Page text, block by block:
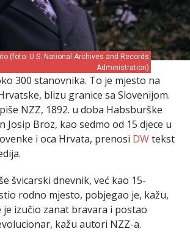
(foto: U.S. National Archives and Records
Administration)
300 stanovnika. To je mjesto na
blizu granice sa Slovenijom.
NZZ, 1892. u doba Habsburške
Josip Broz, kao sedmo od 15 djece u
i oca Hrvata, prenosi DWtekst
švicarski dnevnik, već kao 15-
rodno mjesto, pobjegao je, kažu,
je izučio zanat bravara i postao
kažu autori NZZ-a.